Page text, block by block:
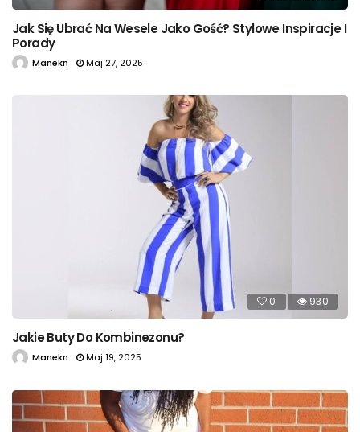
Jak Się Ubrać Na Wesele Jako Gość? Stylowe Inspiracje I
Porady
Manekn Maj 27, 2025
0 930
Jakie Buty Do Kombinezonu?
Manekn Maj 19, 2025